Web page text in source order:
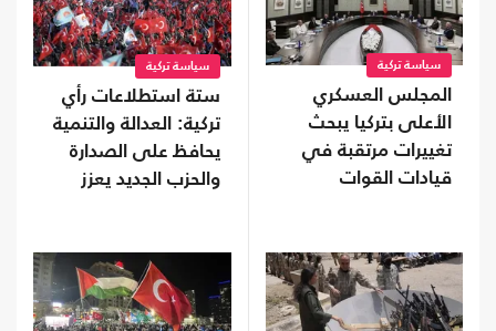
سياسة تركية
المجلس العسكري
الأعلى بتركيا يبحث
تغييرات مرتقبة في
قيادات القوات
سياسة تركية
ستة استطلاعات رأي
تركية: العدالة والتنمية
يحافظ على الصدارة
والحزب الجديد يعزز